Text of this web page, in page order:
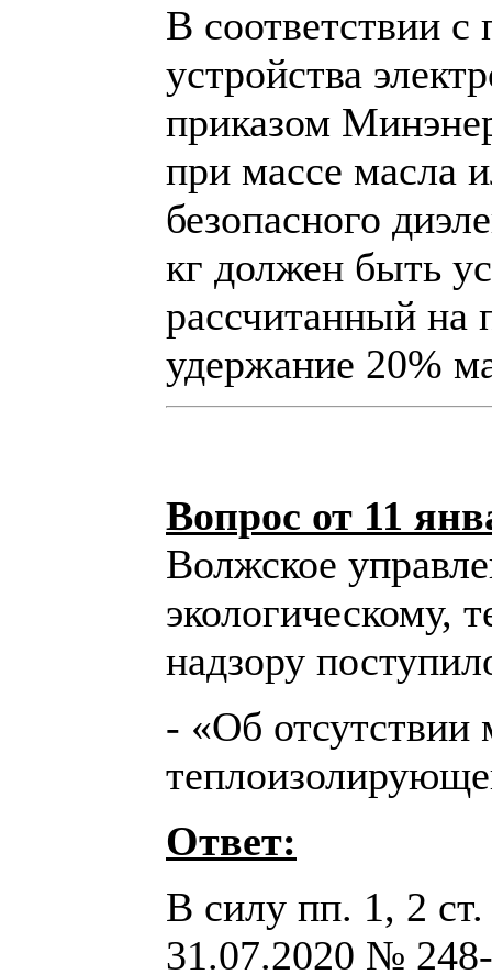
В соответствии
устройства
приказом
при массе масла
безопасного
кг должен быть
рассчитанный на
удержание 20%
Вопрос от 11
Волжское
экологическому,
надзору
- «Об
Ответ:
В силу пп. 1, 2 ст.
31.07.2020 №